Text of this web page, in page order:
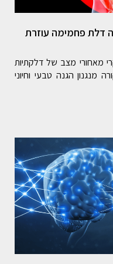
דלת פחמימה עוזרת
מאחורי מצב של דלקתיות
מנגנון הגנה טבעי וחיוני